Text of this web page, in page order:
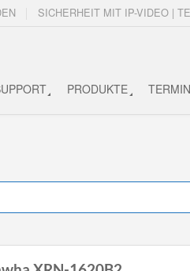
SICHERHEIT MIT IP-VIDEO |
PRODUKTE